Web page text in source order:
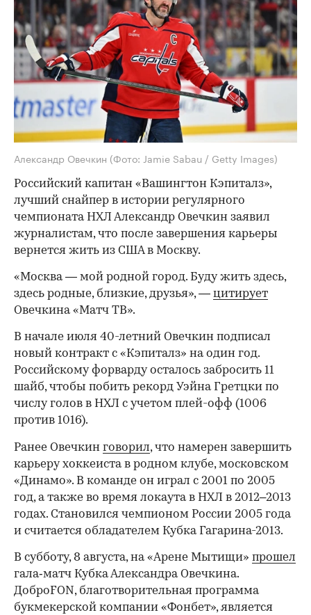
Александр Овечкин (Фото: Jamie Sabau / Getty Images)
Российский капитан «Вашингтон Кэпиталз»,
лучший снайпер в истории регулярного
чемпионата НХЛ Александр Овечкин заявил
журналистам, что после завершения карьеры
вернется жить из США в Москву.
«Москва — мой родной город. Буду жить здесь,
здесь родные, близкие, друзья», — цитирует
Овечкина «Матч ТВ».
В начале июля 40-летний Овечкин подписал
новый контракт с «Кэпиталз» на один год.
Российскому форварду осталось забросить 11
шайб, чтобы побить рекорд Уэйна Гретцки по
числу голов в НХЛ с учетом плей-офф (1006
против 1016).
Ранее Овечкин говорил, что намерен завершить
карьеру хоккеиста в родном клубе, московском
«Динамо». В команде он играл с 2001 по 2005
год, а также во время локаута в НХЛ в 2012–2013
годах. Становился чемпионом России 2005 года
и считается обладателем Кубка Гагарина-2013.
В субботу, 8 августа, на «Арене Мытищи» прошел
гала‑матч Кубка Александра Овечкина.
ДоброFON, благотворительная программа
букмекерской компании «Фонбет», является